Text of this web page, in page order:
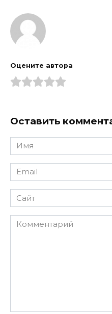
Оцените автора
Оставить
Имя
*
Email
*
Сайт
Комментарий